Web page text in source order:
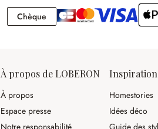
Chèque Chèque
À propos de LOBERON
À propos
Espace presse
Inspiration
Homestories
Idées déco